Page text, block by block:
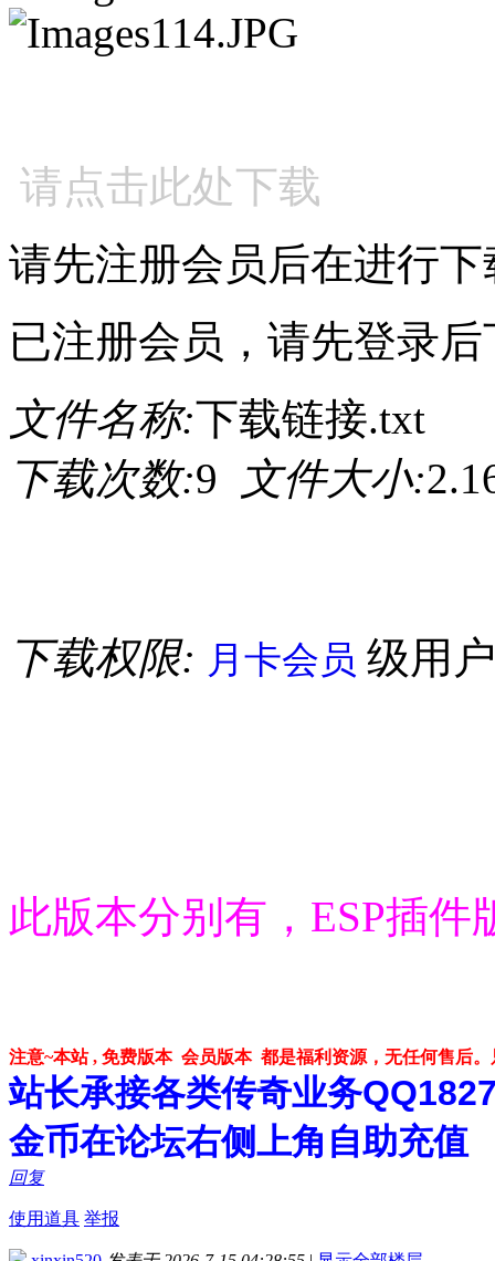
请点击此处下载
请先注册会员后在进行下
已注册会员，请先登录后
文件名称:下载链接.txt
下载次数:9 文件大小:
下载权限: 月卡会员 级用
此版本分别有，ESP插
注意~本站 , 免费版本 会员版本 都是福利资源，无任何售后
站长承接各类传奇业务
金币在论坛右侧上角自助充值
回复
使用道具 举报